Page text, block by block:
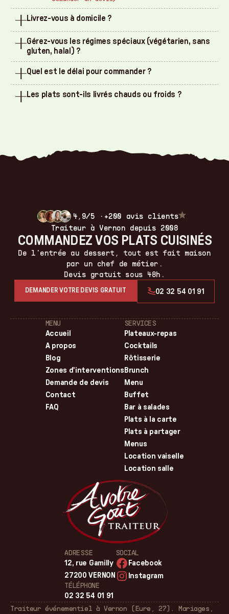
Livrez-vous à domicile ?
Oui. A Votre Goût livre dans un rayon de
120 km autour de Vernon, en Normandie et
en Île-de-France. Le tarif est de 1
€/km. Vous pouvez aussi retirer votre
commande au 12 rue de Gamilly à Vernon.
Commander avec livraison
Gérez-vous les régimes spéciaux (végétarien, sans
gluten, halal) ?
allergies sont gérées sur demande :
végétarien, sans gluten, halal. Précisez
vos besoins lors de la commande.
Quel est le délai pour commander ?
garantir la disponibilité de vos plats.
Les plats sont-ils livrés chauds ou froids ?
la chaîne du froid. Il suffit de
4,9/5 · +200 avis clients
Traiteur à Vernon depuis 2008
COMMANDEZ VOS PLATS CUISINÉS
De l'entrée au dessert, tout est fait maison
par un chef de métier.
Devis gratuit sous 48h.
DEMANDER VOTRE DEVIS GRATUIT 02 32 54 01 91
MENU
Accueil
A propos
Blog
Zones d'interventions
Demande de devis
Contact
FAQ
SERVICES
Plateaux-repas
Cocktails
Rôtisserie
Brunch
Menu
Buffet
Bar à salades
Plats à la carte
Plats à partager
Menus
Location vaiselle
Location salle
ADRESSE
12, rue Gamilly
27200 VERNON
TÉLÉPHONE
02 32 54 01 91
SOCIAL
Facebook
Instagram
Traiteur événementiel à Vernon (Eure, 27). Mariages,